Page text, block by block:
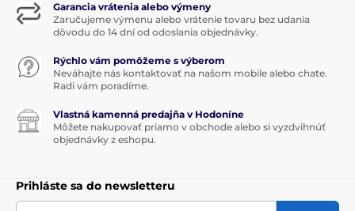
Garancia vrátenia alebo výmeny
Zaručujeme výmenu alebo vrátenie tovaru bez udania
dôvodu do 14 dní od odoslania objednávky.
Rýchlo vám pomôžeme s výberom
Neváhajte nás kontaktovať na našom mobile alebo chate.
Radi vám poradíme.
Vlastná kamenná predajňa v Hodoníne
Môžete nakupovať priamo v obchode alebo si vyzdvihnúť
objednávky z eshopu.
Prihláste sa do newsletteru